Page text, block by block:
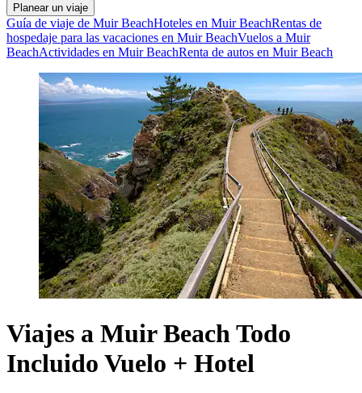
Planear un viaje
Guía de viaje de Muir BeachHoteles en Muir BeachRentas de
hospedaje para las vacaciones en Muir BeachVuelos a Muir
BeachActividades en Muir BeachRenta de autos en Muir Beach
Viajes a Muir Beach Todo
Incluido Vuelo + Hotel